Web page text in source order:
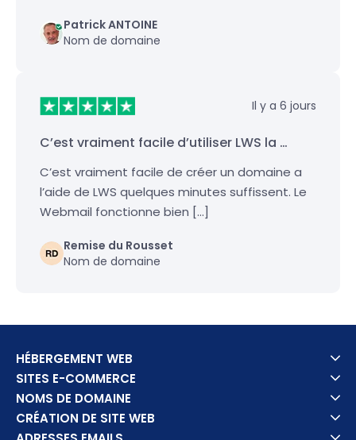
Patrick ANTOINE
Nom de domaine
Il y a 6 jours
C’est vraiment facile d’utiliser LWS la …
C’est vraiment facile de créer un domaine a
l’aide de LWS quelques minutes suffissent. Le
Webmail fonctionne bien […]
Remise du Rousset
Nom de domaine
HÉBERGEMENT WEB
SITES E-COMMERCE
NOMS DE DOMAINE
CRÉATION DE SITE WEB